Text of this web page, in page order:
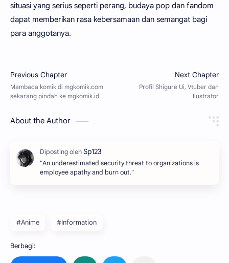
situasi yang serius seperti perang, budaya pop dan fandom
dapat memberikan rasa kebersamaan dan semangat bagi
para anggotanya.
About the Author
"An underestimated security threat to organizations is
employee apathy and burn out.‌‌"
#Anime #Information